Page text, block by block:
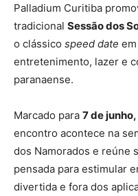
Palladium Curitiba
tradicional Sessão dos
o clássico speed date
entretenimento, lazer e
paranaense.
Marcado para 7 de
encontro acontece na
dos Namorados e reúne
pensada para estimular
divertida e fora dos